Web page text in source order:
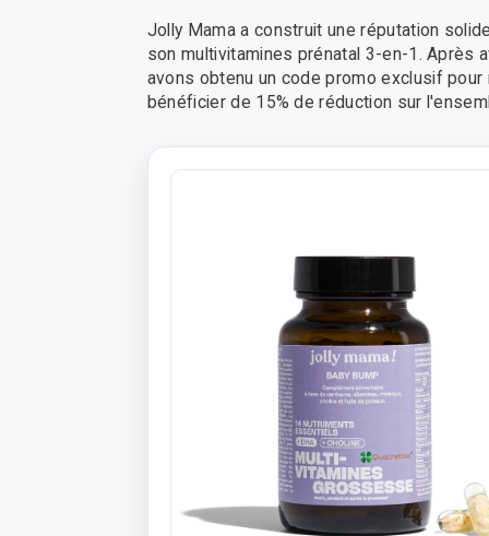
Jolly Mama a construit une réputation
son multivitamines prénatal 3-en-1. Après
avons obtenu un code promo exclusif
bénéficier de 15% de réduction sur